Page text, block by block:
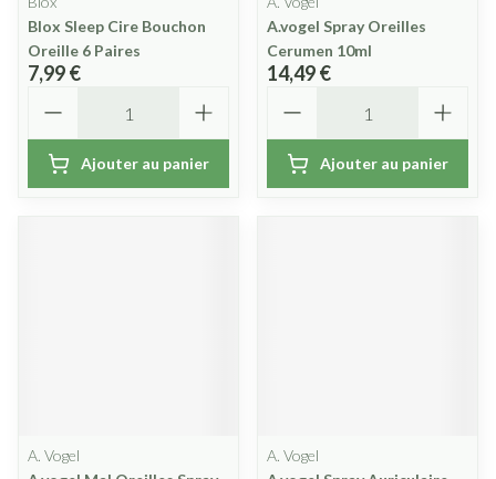
Blox Sleep Cire Bouchon
Oreille 6 Paires
7,99 €
Ajouter au panier
A.vogel Spray Oreilles
Cerumen 10ml
14,49 €
Ajouter au panier
A. Vogel
A. Vogel